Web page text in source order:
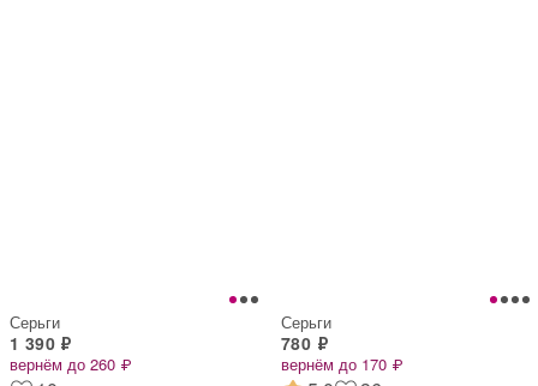
Серьги
1 390 ₽
вернём до 260 ₽
Серьги
780 ₽
вернём до 170 ₽